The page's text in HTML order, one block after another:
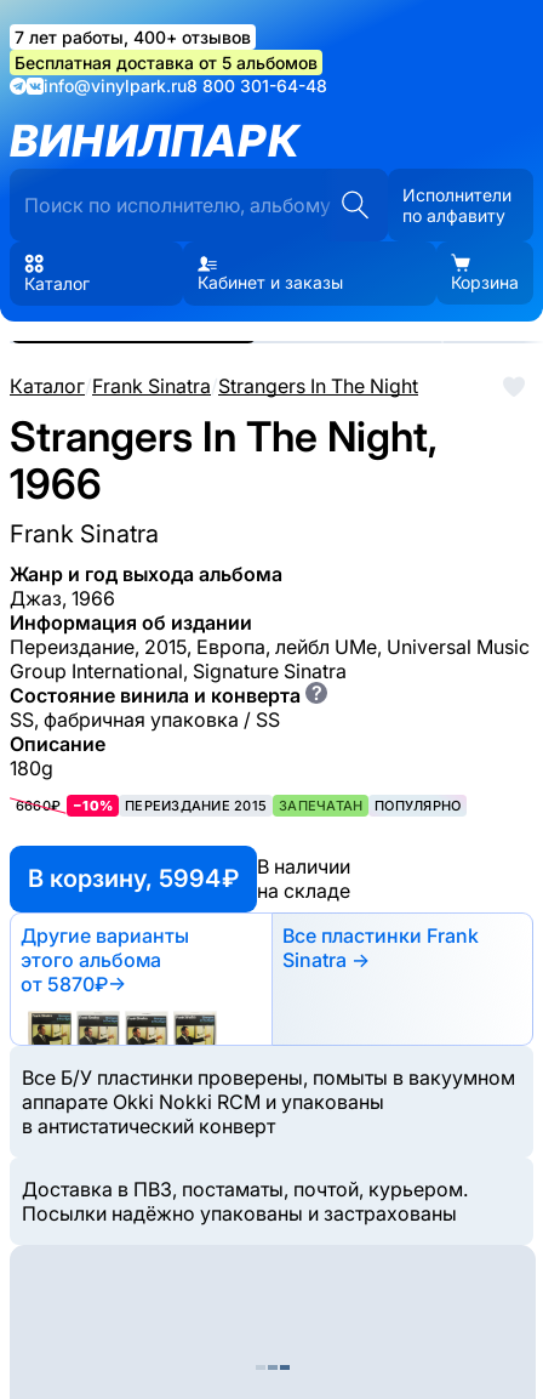
7 лет работы, 400+ отзывов
Бесплатная доставка от 5 альбомов
info@vinylpark.ru8 800 301-64-48
ВИНИЛПАРК
Исполнители
по алфавиту
Каталог Кабинет и заказы Корзина
Каталог/Frank Sinatra/Strangers In The Night
Strangers In The Night,
1966
Frank Sinatra
Жанр и год выхода альбома
Джаз, 1966
Информация об издании
Переиздание, 2015, Европа, лейбл UMe, Universal Music
Group International, Signature Sinatra
Состояние винила и конверта ?
SS, фабричная упаковка / SS
Описание
180g
6660₽ −10% ПЕРЕИЗДАНИЕ 2015 ЗАПЕЧАТАН ПОПУЛЯРНО
В корзину, 5994 ₽
В наличии
на складе
Другие варианты
этого альбома
от 5870₽→
Все пластинки Frank
Sinatra →
Все Б/У пластинки проверены, помыты в вакуумном
аппарате Okki Nokki RCM и упакованы
в антистатический конверт
Доставка в ПВЗ, постаматы, почтой, курьером.
Посылки надёжно упакованы и застрахованы
Реальные фото пластинки.
Нажмите, чтобы увеличить